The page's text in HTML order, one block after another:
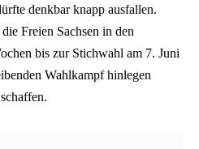
denkbar knapp ausfallen.
Freien Sachsen in den
bis zur Stichwahl am 7. Juni
Wahlkampf hinlegen